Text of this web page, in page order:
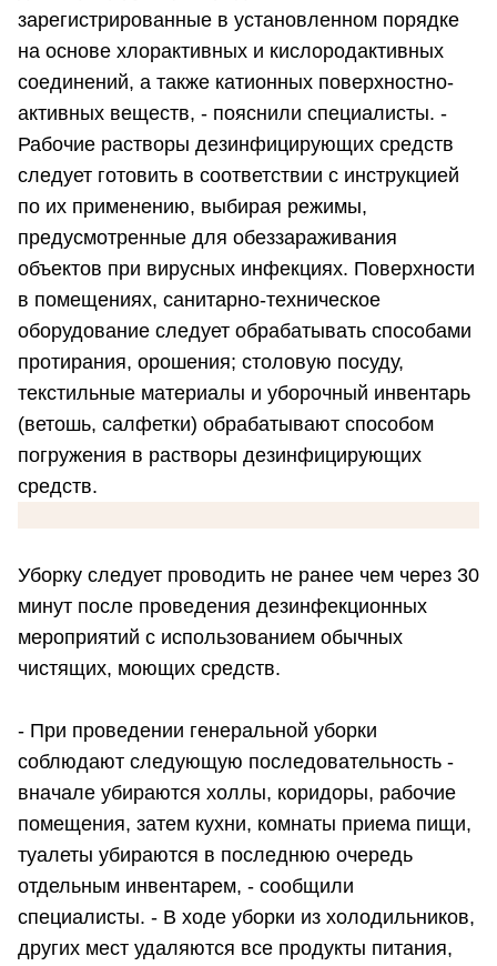
зарегистрированные в установленном порядке
на основе хлорактивных и кислородактивных
соединений, а также катионных поверхностно-
активных веществ, - пояснили специалисты. -
Рабочие растворы дезинфицирующих средств
следует готовить в соответствии с инструкцией
по их применению, выбирая режимы,
предусмотренные для обеззараживания
объектов при вирусных инфекциях. Поверхности
в помещениях, санитарно-техническое
оборудование следует обрабатывать способами
протирания, орошения; столовую посуду,
текстильные материалы и уборочный инвентарь
(ветошь, салфетки) обрабатывают способом
погружения в растворы дезинфицирующих
средств.
Уборку следует проводить не ранее чем через 30
минут после проведения дезинфекционных
мероприятий с использованием обычных
чистящих, моющих средств.
- При проведении генеральной уборки
соблюдают следующую последовательность -
вначале убираются холлы, коридоры, рабочие
помещения, затем кухни, комнаты приема пищи,
туалеты убираются в последнюю очередь
отдельным инвентарем, - сообщили
специалисты. - В ходе уборки из холодильников,
других мест удаляются все продукты питания,